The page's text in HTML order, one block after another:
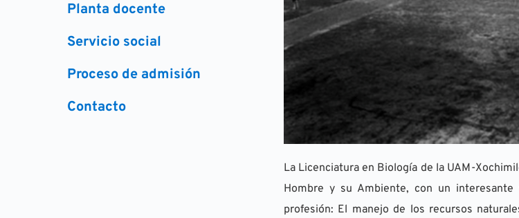
Planta docente
Servicio social
Proceso de admisión
Contacto
La Licenciatura en Biología de la UAM-
Hombre y su Ambiente, con un
profesión: El manejo de los recursos